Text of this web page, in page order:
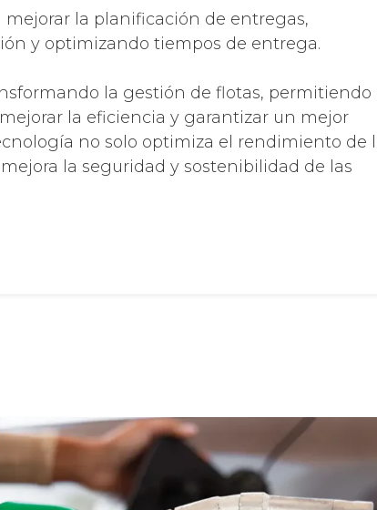
mejorar la planificación de entregas,
y optimizando tiempos de entrega.
la gestión de flotas, permitiendo
la eficiencia y garantizar un mejor
no solo optimiza el rendimiento de
la seguridad y sostenibilidad de las